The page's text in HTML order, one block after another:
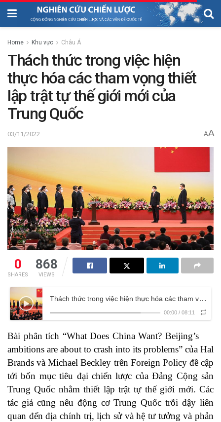
Home Khu vực Châu Á
Thách thức trong việc hiện
thực hóa các tham vọng thiết
lập trật tự thế giới mới của
Trung Quốc
03/11/2022 AA
0
SHARES
868
VIEWS
Thách thức trong việc hiện thực hóa các tham vọng thiết lập trật tự thế giới mới của Trung Quốc
00:00 / 08:11
Bài phân tích “What Does China Want? Beijing’s
ambitions are about to crash into its problems” của Hal
Brands và Michael Beckley trên Foreign Policy đề cập
tới bốn mục tiêu đại chiến lược của Đảng Cộng sản
Trung Quốc nhằm thiết lập trật tự thế giới mới. Các
tác giả cũng nêu động cơ Trung Quốc trỗi dậy liên
quan đến địa chính trị, lịch sử và hệ tư tưởng và phản